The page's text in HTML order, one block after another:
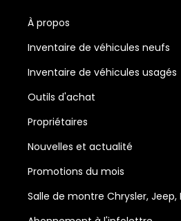
À propos
Inventaire de véhicules neufs
Inventaire de véhicules usagés
Outils d'achat
Propriétaires
Nouvelles et actualité
Promotions du mois
Salle de montre Chrysler, Jeep,